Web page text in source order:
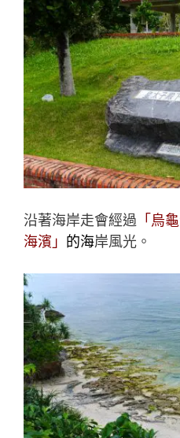
沿著海岸走會經過 「烏
海濱」 的海岸風光。